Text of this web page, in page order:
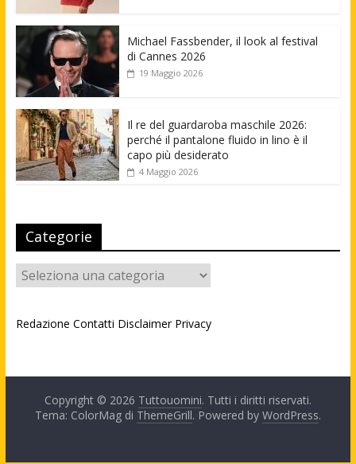
Michael Fassbender, il look al festival
di Cannes 2026
19 Maggio 2026
Il re del guardaroba maschile 2026:
perché il pantalone fluido in lino è il
capo più desiderato
4 Maggio 2026
Categorie
Categorie
Redazione Contatti Disclaimer Privacy
Copyright © 2026 Tuttouomini. Tutti i diritti riservati.
Tema: ColorMag di ThemeGrill. Powered by WordPress.